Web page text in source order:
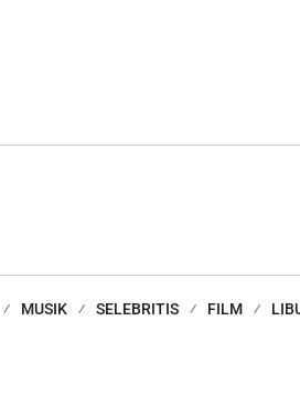
MUSIK SELEBRITIS FILM